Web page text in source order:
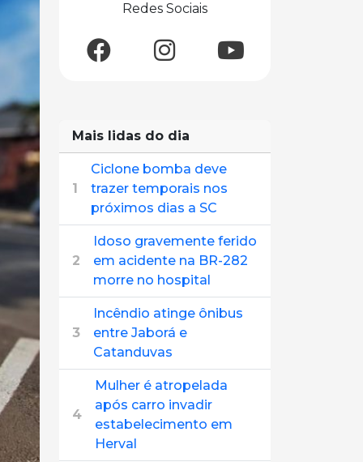
Redes Sociais
Mais lidas do dia
1
Ciclone bomba deve
trazer temporais nos
próximos dias a SC
2
Idoso gravemente ferido
em acidente na BR-282
morre no hospital
3
Incêndio atinge ônibus
entre Jaborá e
Catanduvas
4
Mulher é atropelada
após carro invadir
estabelecimento em
Herval